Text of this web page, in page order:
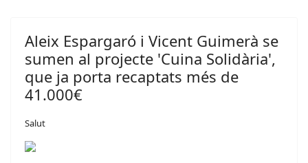
Aleix Espargaró i Vicent Guimerà se
sumen al projecte 'Cuina Solidària',
que ja porta recaptats més de
41.000€
Salut